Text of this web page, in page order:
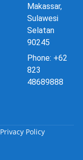
Makassar,
Sulawesi
Selatan
90245
Phone: +62
823
48689888
Privacy Policy